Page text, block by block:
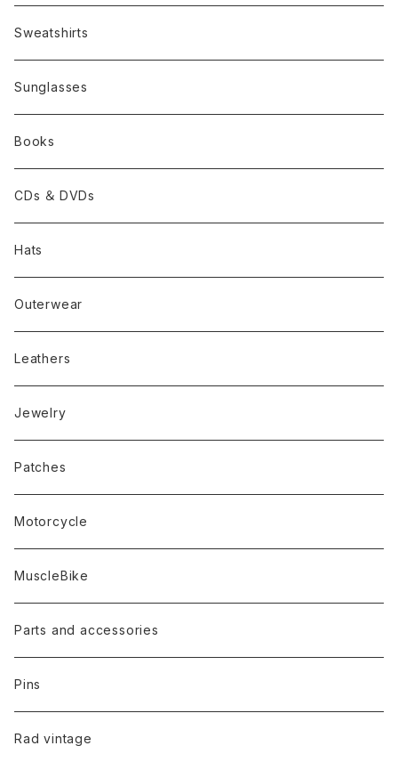
Sweatshirts
Sunglasses
Books
CDs ＆ DVDs
Hats
Outerwear
Leathers
Jewelry
Patches
Motorcycle
MuscleBike
Parts and accessories
Pins
Rad vintage